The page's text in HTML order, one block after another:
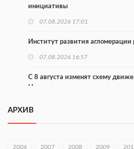
инициативы
07.08.2026 17:01
Институт развития агломерации
07.08.2026 16:57
С 8 августа изменят схему
Новгород
В Нижегородской области
АРХИВ
2006 2007 2008 2009